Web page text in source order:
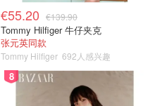
€55.20 €139.90
Tommy Hilfiger 牛仔夹克
张元英同款
Tommy Hilfiger 692人感兴趣
8